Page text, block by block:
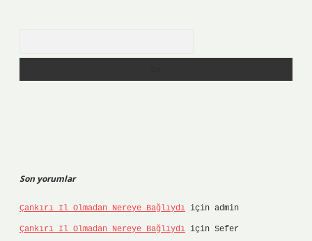
Son yorumlar
Çankırı Il Olmadan Nereye Bağlıydı için admin
Çankırı Il Olmadan Nereye Bağlıydı için Sefer